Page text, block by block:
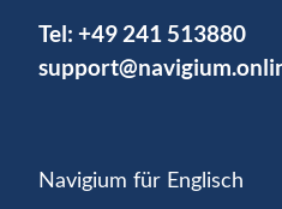
Tel: +49 241 513880
Navigium für Englisch